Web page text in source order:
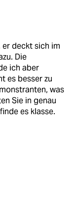
deckt sich im
Die
ich aber
es besser zu
was
Sie in genau
es klasse.